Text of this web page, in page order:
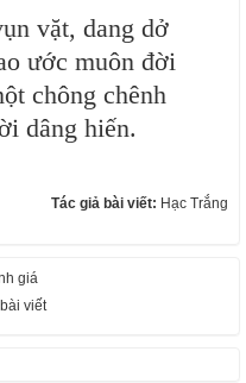
vặt, dang dở
ước muôn đời
chông chênh
dâng hiến.
Tác giả bài viết: Hạc Trắng
giá
viết